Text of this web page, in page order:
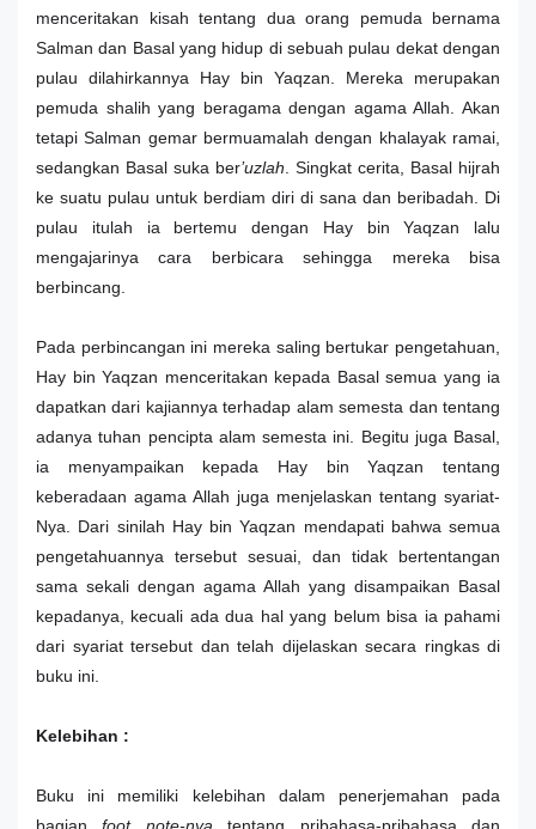
menceritakan kisah tentang dua orang pemuda bernama
Salman dan Basal yang hidup di sebuah pulau dekat dengan
pulau dilahirkannya Hay bin Yaqzan. Mereka merupakan
pemuda shalih yang beragama dengan agama Allah. Akan
tetapi Salman gemar bermuamalah dengan khalayak ramai,
sedangkan Basal suka ber’uzlah . Singkat cerita, Basal hijrah
ke suatu pulau untuk berdiam diri di sana dan beribadah. Di
pulau itulah ia bertemu dengan Hay bin Yaqzan lalu
mengajarinya cara berbicara sehingga mereka bisa
berbincang.
Pada perbincangan ini mereka saling bertukar pengetahuan,
Hay bin Yaqzan menceritakan kepada Basal semua yang ia
dapatkan dari kajiannya terhadap alam semesta dan tentang
adanya tuhan pencipta alam semesta ini. Begitu juga Basal,
ia menyampaikan kepada Hay bin Yaqzan tentang
keberadaan agama Allah juga menjelaskan tentang syariat-
Nya. Dari sinilah Hay bin Yaqzan mendapati bahwa semua
pengetahuannya tersebut sesuai, dan tidak bertentangan
sama sekali dengan agama Allah yang disampaikan Basal
kepadanya, kecuali ada dua hal yang belum bisa ia pahami
dari syariat tersebut dan telah dijelaskan secara ringkas di
buku ini.
Kelebihan :
Buku ini memiliki kelebihan dalam penerjemahan pada